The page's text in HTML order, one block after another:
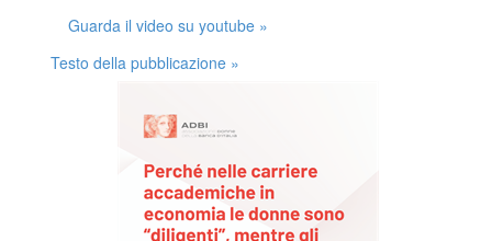
Guarda il video su youtube »
Testo della pubblicazione »